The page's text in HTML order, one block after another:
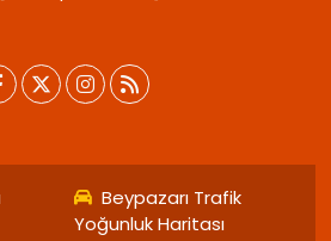
Beypazarı Trafik
Yoğunluk Haritası